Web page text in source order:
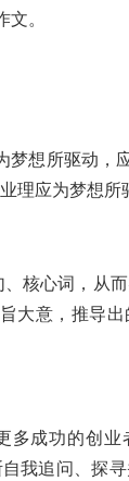
。
想所驱动，
理应为梦想所
核心词，从
大意，推导
成功的创业
我追问、探